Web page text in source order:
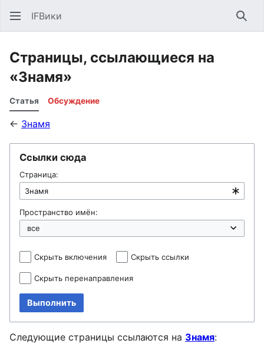
IFВики
Страницы, ссылающиеся на
«Знамя»
Статья Обсуждение
← Знамя
Ссылки сюда
Страница:
Пространство имён:
Скрыть включения Скрыть ссылки
Скрыть перенаправления
Выполнить
Следующие страницы ссылаются на Знамя: